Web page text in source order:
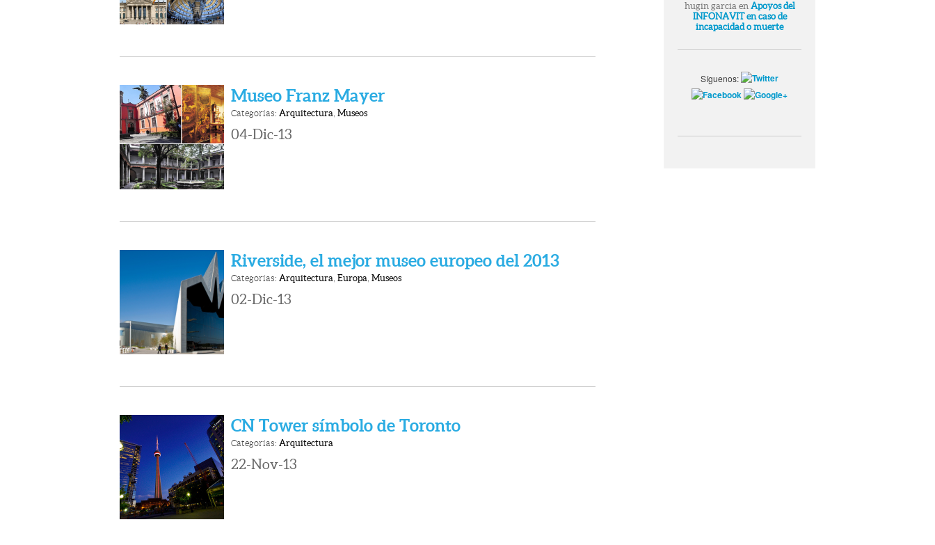
Museo Franz Mayer
Categorías: Arquitectura, Museos
04-Dic-13
Riverside, el mejor museo europeo del 2013
Categorías: Arquitectura, Europa, Museos
02-Dic-13
CN Tower símbolo de Toronto
Categorías: Arquitectura
22-Nov-13
hugin garciaen Apoyos del
INFONAVIT en caso de
incapacidad o muerte
Síguenos: